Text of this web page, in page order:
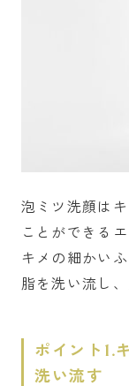
泡ミツ洗顔は
ことができる
キメの細かい
脂を洗い流し
ポイント1.
洗い流す